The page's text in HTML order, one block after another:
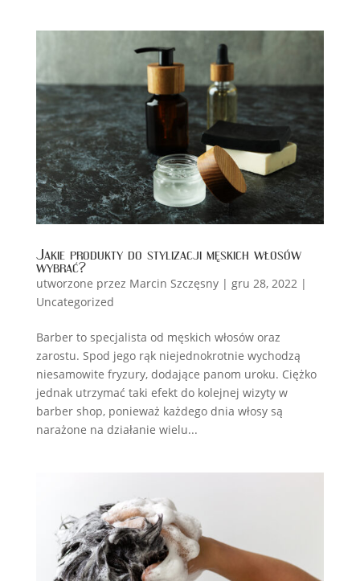
Jakie produkty do stylizacji męskich włosów
wybrać?
utworzone przez Marcin Szczęsny| gru 28, 2022|
Uncategorized
Barber to specjalista od męskich włosów oraz
zarostu. Spod jego rąk niejednokrotnie wychodzą
niesamowite fryzury, dodające panom uroku. Ciężko
jednak utrzymać taki efekt do kolejnej wizyty w
barber shop, ponieważ każdego dnia włosy są
narażone na działanie wielu...